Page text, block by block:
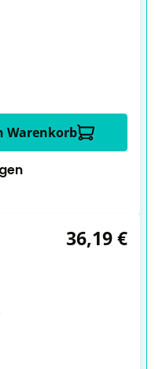
Warenkorb
36,19 €
,